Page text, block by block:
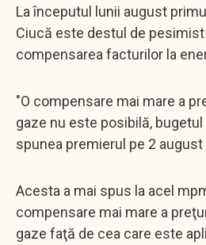
La începutul lunii august
Ciucă este destul de
compensarea facturilor la
"O compensare mai mare a
gaze nu este posibilă,
spunea premierul pe 2 august
Acesta a mai spus la acel
compensare mai mare a
gaze faţă de cea care este